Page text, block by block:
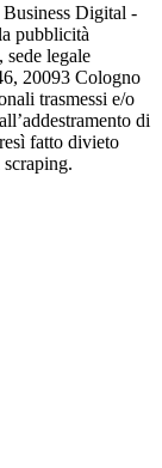
Digital -
pubblicità
legale
20093 Cologno
trasmessi e/o
di
fatto divieto